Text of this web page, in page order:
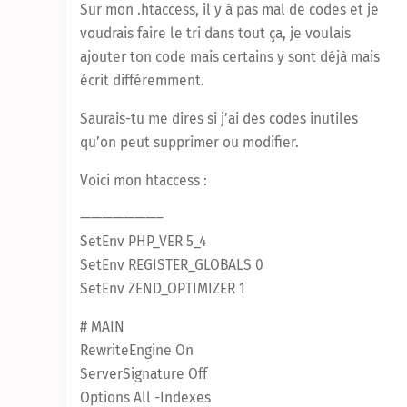
Sur mon .htaccess, il y à pas mal de codes et je
voudrais faire le tri dans tout ça, je voulais
ajouter ton code mais certains y sont déjà mais
écrit différemment.
Saurais-tu me dires si j’ai des codes inutiles
qu’on peut supprimer ou modifier.
Voici mon htaccess :
———————–
SetEnv PHP_VER 5_4
SetEnv REGISTER_GLOBALS 0
SetEnv ZEND_OPTIMIZER 1
# MAIN
RewriteEngine On
ServerSignature Off
Options All -Indexes